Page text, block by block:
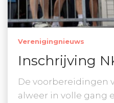
Verenigingnieuws
Inschrijving
De voorbereidingen
alweer in volle gang